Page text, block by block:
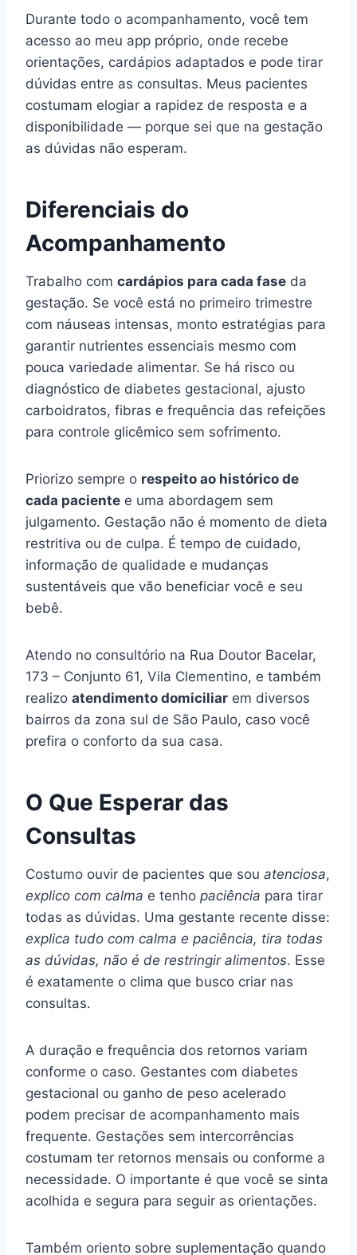
Durante todo o acompanhamento, você tem
acesso ao meu app próprio, onde recebe
orientações, cardápios adaptados e pode tirar
dúvidas entre as consultas. Meus pacientes
costumam elogiar a rapidez de resposta e a
disponibilidade — porque sei que na gestação
as dúvidas não esperam.
Diferenciais do
Acompanhamento
Trabalho com cardápios para cada fase da
gestação. Se você está no primeiro trimestre
com náuseas intensas, monto estratégias para
garantir nutrientes essenciais mesmo com
pouca variedade alimentar. Se há risco ou
diagnóstico de diabetes gestacional, ajusto
carboidratos, fibras e frequência das refeições
para controle glicêmico sem sofrimento.
Priorizo sempre o respeito ao histórico de
cada paciente e uma abordagem sem
julgamento. Gestação não é momento de dieta
restritiva ou de culpa. É tempo de cuidado,
informação de qualidade e mudanças
sustentáveis que vão beneficiar você e seu
bebê.
Atendo no consultório na Rua Doutor Bacelar,
173 – Conjunto 61, Vila Clementino, e também
realizo atendimento domiciliar em diversos
bairros da zona sul de São Paulo, caso você
prefira o conforto da sua casa.
O Que Esperar das
Consultas
Costumo ouvir de pacientes que sou atenciosa,
explico com calma e tenho paciência para tirar
todas as dúvidas. Uma gestante recente disse:
explica tudo com calma e paciência, tira todas
as dúvidas, não é de restringir alimentos. Esse
é exatamente o clima que busco criar nas
consultas.
A duração e frequência dos retornos variam
conforme o caso. Gestantes com diabetes
gestacional ou ganho de peso acelerado
podem precisar de acompanhamento mais
frequente. Gestações sem intercorrências
costumam ter retornos mensais ou conforme a
necessidade. O importante é que você se sinta
acolhida e segura para seguir as orientações.
Também oriento sobre suplementação quando